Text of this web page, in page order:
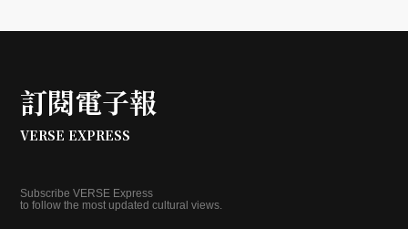
訂閱電子報
VERSE EXPRESS
Subscribe VERSE Express
to follow the most updated cultural views.